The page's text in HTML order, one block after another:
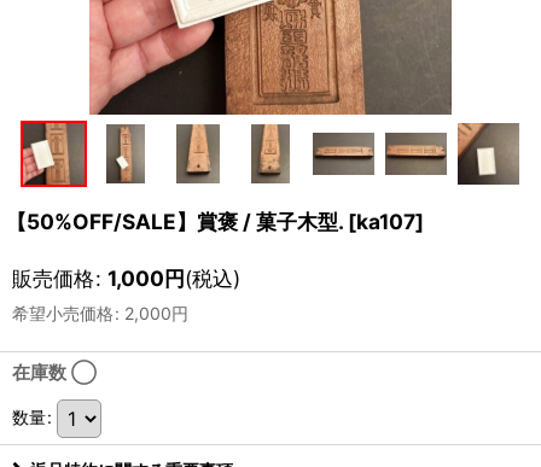
【50%OFF/SALE】賞褒 / 菓子木型. [ka107]
販売価格: 1,000円(税込)
希望小売価格: 2,000円
在庫数 ◯
数量: